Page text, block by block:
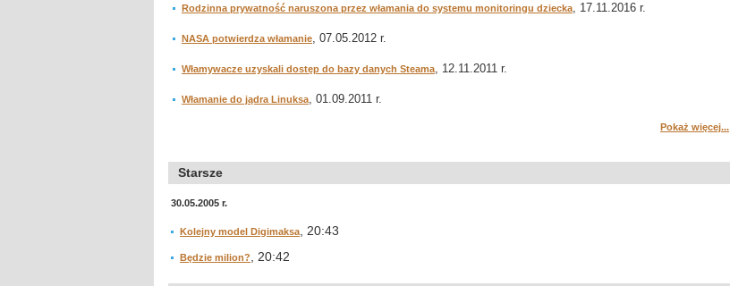
Rodzinna prywatność naruszona przez włamania do systemu monitoringu dziecka, 17.11.2016 r.
NASA potwierdza włamanie, 07.05.2012 r.
Włamywacze uzyskali dostęp do bazy danych Steama, 12.11.2011 r.
Włamanie do jądra Linuksa, 01.09.2011 r.
Pokaż więcej...
Starsze
30.05.2005 r.
Kolejny model Digimaksa , 20:43
Będzie milion? , 20:42